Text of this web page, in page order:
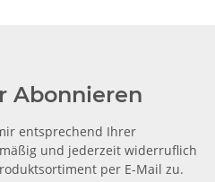
Abonnieren
entsprechend Ihrer
und jederzeit widerruflich
per E-Mail zu.